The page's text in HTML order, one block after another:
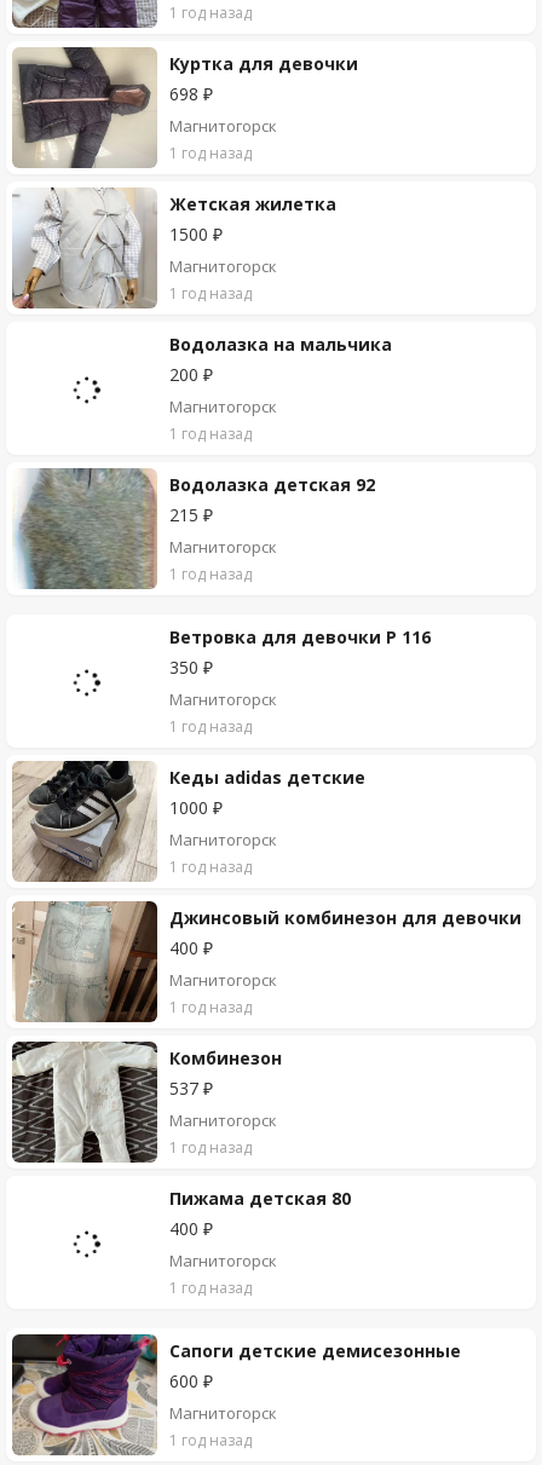
1 год назад
Куртка для девочки
698 ₽
Магнитогорск
1 год назад
Жетская жилетка
1500 ₽
Магнитогорск
1 год назад
Водолазка на мальчика
200 ₽
Магнитогорск
1 год назад
Водолазка детская 92
215 ₽
Магнитогорск
1 год назад
Ветровка для девочки Р 116
350 ₽
Магнитогорск
1 год назад
Кеды adidas детские
1000 ₽
Магнитогорск
1 год назад
Джинсовый комбинезон для девочки
400 ₽
Магнитогорск
1 год назад
Комбинезон
537 ₽
Магнитогорск
1 год назад
Пижама детская 80
400 ₽
Магнитогорск
1 год назад
Сапоги детские демисезонные
600 ₽
Магнитогорск
1 год назад